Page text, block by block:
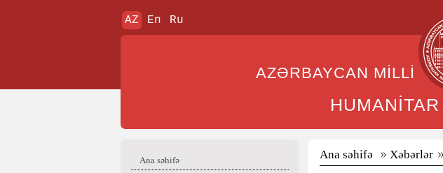
AZ En Ru
AZƏRBAYCAN
Ana səhifə
Ana səhifə Xəbərlər